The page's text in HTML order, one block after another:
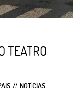
TEATRO
NOTÍCIAS